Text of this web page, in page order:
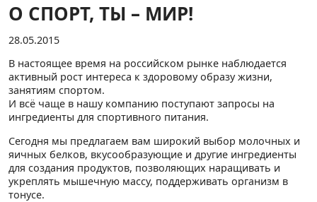
О СПОРТ, ТЫ – МИР!
28.05.2015
В настоящее время на российском рынке наблюдается
активный рост интереса к здоровому образу жизни,
занятиям спортом.
И всё чаще в нашу компанию поступают запросы на
ингредиенты для спортивного питания.
Сегодня мы предлагаем вам широкий выбор молочных и
яичных белков, вкусообразующие и другие ингредиенты
для создания продуктов, позволяющих наращивать и
укреплять мышечную массу, поддерживать организм в
тонусе.